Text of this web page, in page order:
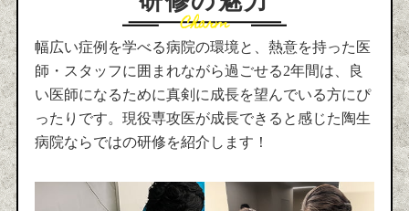
幅広い症例を学べる病院の環境と、熱意を持った医
師・スタッフに囲まれながら過ごせる2年間は、良
い医師になるために真剣に成長を望んでいる方にぴ
ったりです。現役専攻医が成長できると感じた陶生
病院ならではの研修を紹介します！